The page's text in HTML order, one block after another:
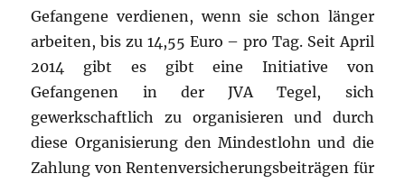
Gefangene verdienen, wenn sie schon länger
arbeiten, bis zu 14,55 Euro – pro Tag. Seit April
2014 gibt es gibt eine Initiative von
Gefangenen in der JVA Tegel, sich
gewerkschaftlich zu organisieren und durch
diese Organisierung den Mindestlohn und die
Zahlung von Rentenversicherungsbeiträgen für